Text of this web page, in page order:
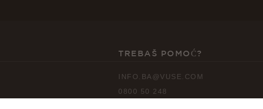
TREBAŠ POMOĆ?
INFO.BA@VUSE.COM
0800 50 248